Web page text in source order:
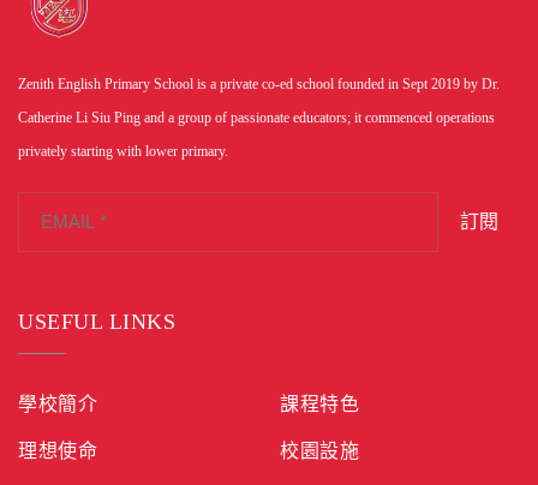
Zenith English Primary School is a private co-ed school founded in Sept 2019 by Dr.
Catherine Li Siu Ping and a group of passionate educators; it commenced operations
privately starting with lower primary.
訂閱
USEFUL LINKS
學校簡介
理想使命
課程特色
校園設施